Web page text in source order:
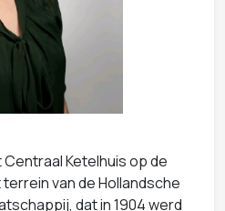
Ketelhuis op de
van de Hollandsche
dat in 1904 werd